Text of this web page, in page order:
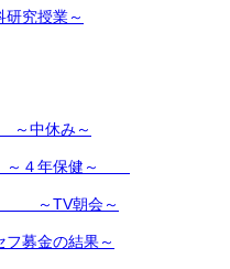
授業～
み～
～４年保健～
TV朝会～
金の結果～